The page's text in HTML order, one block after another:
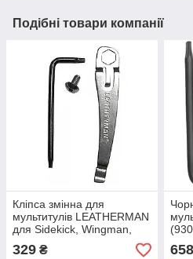
Подібні товари компанії
Кліпса змінна для
мультитулів LEATHERMAN
для Sidekick, Wingman,
REV (930379)
329 ₴ 658